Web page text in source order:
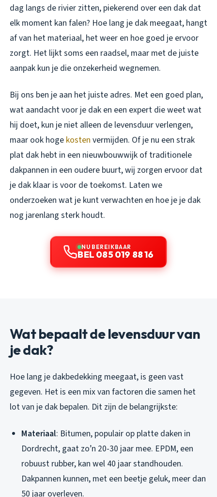
dag langs de rivier zitten, piekerend over een dak dat
elk moment kan falen? Hoe lang je dak meegaat, hangt
af van het materiaal, het weer en hoe goed je ervoor
zorgt. Het lijkt soms een raadsel, maar met de juiste
aanpak kun je die onzekerheid wegnemen.
Bij ons ben je aan het juiste adres. Met een goed plan,
wat aandacht voor je dak en een expert die weet wat
hij doet, kun je niet alleen de levensduur verlengen,
maar ook hoge kosten vermijden. Of je nu een strak
plat dak hebt in een nieuwbouwwijk of traditionele
dakpannen in een oudere buurt, wij zorgen ervoor dat
je dak klaar is voor de toekomst. Laten we
onderzoeken wat je kunt verwachten en hoe je je dak
nog jarenlang sterk houdt.
NU BEREIKBAAR
BEL 085 019 88 16
Wat bepaalt de levensduur van
je dak?
Hoe lang je dakbedekking meegaat, is geen vast
gegeven. Het is een mix van factoren die samen het
lot van je dak bepalen. Dit zijn de belangrijkste:
Materiaal: Bitumen, populair op platte daken in
Dordrecht, gaat zo’n 20-30 jaar mee. EPDM, een
robuust rubber, kan wel 40 jaar standhouden.
Dakpannen kunnen, met een beetje geluk, meer dan
50 jaar overleven.